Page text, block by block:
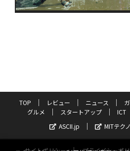
TOP レビュー ニュース
グルメ
スタートアップ ICT
ASCII.jp
MITテク